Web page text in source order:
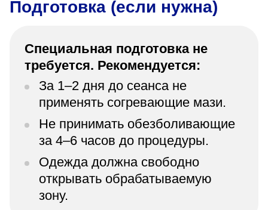
Подготовка (если нужна)
Специальная подготовка не
требуется. Рекомендуется:
За 1–2 дня до сеанса не
применять согревающие мази.
Не принимать обезболивающие
за 4–6 часов до процедуры.
Одежда должна свободно
открывать обрабатываемую
зону.